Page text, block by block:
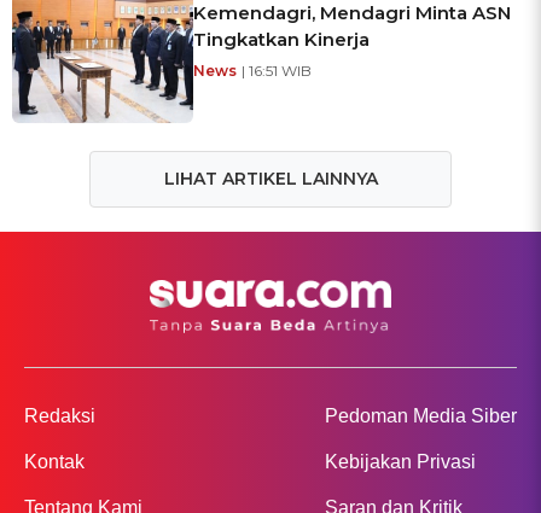
Kemendagri, Mendagri Minta ASN
Tingkatkan Kinerja
News | 16:51 WIB
LIHAT ARTIKEL LAINNYA
Redaksi
Kontak
Tentang Kami
Pedoman Media Siber
Kebijakan Privasi
Saran dan Kritik